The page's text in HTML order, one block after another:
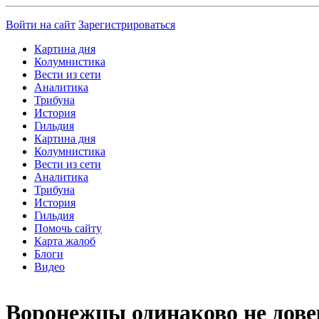
Войти на сайт Зарегистрироваться
Картина дня
Колумнистика
Вести из сети
Аналитика
Трибуна
История
Гильдия
Картина дня
Колумнистика
Вести из сети
Аналитика
Трибуна
История
Гильдия
Помочь сайту
Карта жалоб
Блоги
Видео
Воронежцы одинаково не